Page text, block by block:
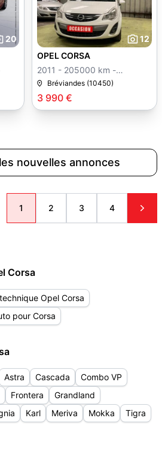
20 12
3 990 €
OPEL CORSA
2011 - 205000 km -
Manuelle
Bréviandes (10450)
nouvelles annonces
1 2 3 4
Corsa
Opel Corsa
pour Corsa
Astra Cascada
Combo VP
Frontera
Grandland
Karl Meriva Mokka
Tigra